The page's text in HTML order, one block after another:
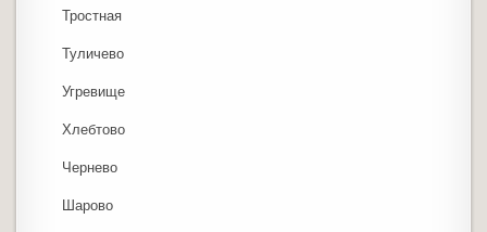
Тростная
Туличево
Угревище
Хлебтово
Чернево
Шарово